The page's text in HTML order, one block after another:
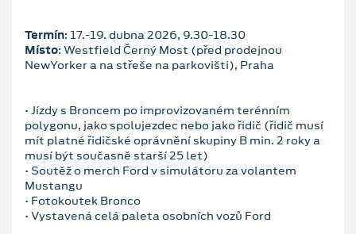
Termín: 17.‑19. dubna 2026, 9.30‑18.30
Místo: Westfield Černý Most (před prodejnou
NewYorker a na střeše na parkovišti), Praha
• Jízdy s Broncem po improvizovaném terénním
polygonu, jako spolujezdec nebo jako řidič (řidič musí
mít platné řidičské oprávnění skupiny B min. 2 roky a
musí být současně starší 25 let)
• Soutěž o merch Ford v simulátoru za volantem
Mustangu
• Fotokoutek Bronco
• Vystavená celá paleta osobních vozů Ford